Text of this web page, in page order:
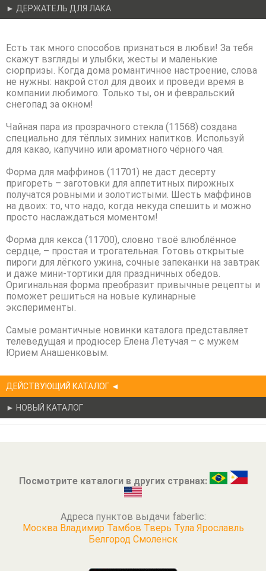
► ДЕРЖАТЕЛЬ ДЛЯ ЛАКА
Есть так много способов признаться в любви! За тебя
скажут взгляды и улыбки, жесты и маленькие
сюрпризы. Когда дома романтичное настроение, слова
не нужны: накрой стол для двоих и проведи время в
компании любимого. Только ты, он и февральский
снегопад за окном!
Чайная пара из прозрачного стекла (11568) создана
специально для тёплых зимних напитков. Используй
для какао, капучино или ароматного чёрного чая.
Форма для маффинов (11701) не даст десерту
пригореть – заготовки для аппетитных пирожных
получатся ровными и золотистыми. Шесть маффинов
на двоих: то, что надо, когда некуда спешить и можно
просто наслаждаться моментом!
Форма для кекса (11700), словно твоё влюблённое
сердце, – простая и трогательная. Готовь открытые
пироги для лёгкого ужина, сочные запеканки на завтрак
и даже мини-тортики для праздничных обедов.
Оригинальная форма преобразит привычные рецепты и
поможет решиться на новые кулинарные
эксперименты.
Самые романтичные новинки каталога представляет
телеведущая и продюсер Елена Летучая – с мужем
Юрием Анашенковым.
ДЕЙСТВУЮЩИЙ КАТАЛОГ ◄
► НОВЫЙ КАТАЛОГ
Посмотрите каталоги в других странах:
Адреса пунктов выдачи faberlic:
Москва Владимир Тамбов Тверь Тула Ярославль
Белгород Смоленск